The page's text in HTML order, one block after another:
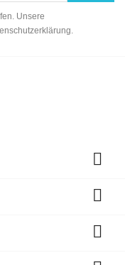
Unsere


